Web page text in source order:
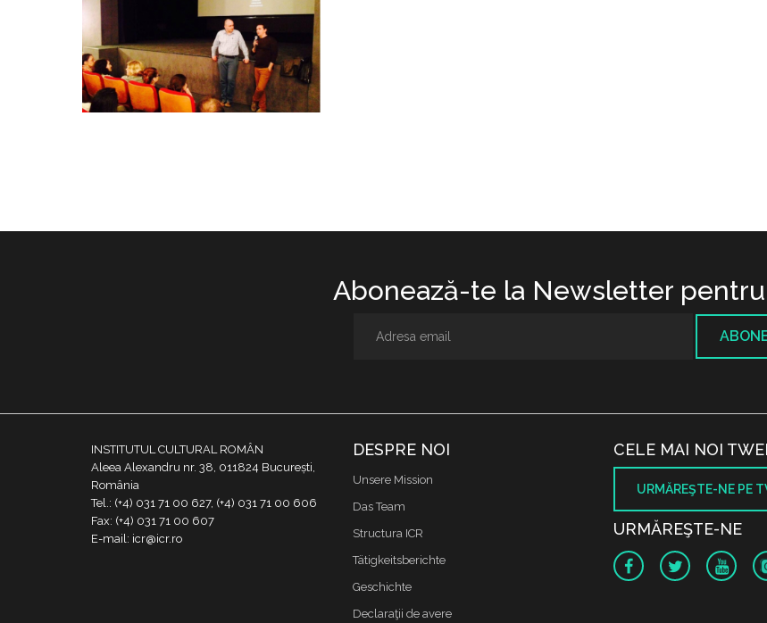
Abonează-te la Newsletter
INSTITUTUL CULTURAL ROMÂN
Aleea Alexandru nr. 38, 011824 București,
România
Tel.: (+4) 031 71 00 627, (+4) 031 71 00 606
Fax: (+4) 031 71 00 607
E-mail: icr@icr.ro
DESPRE NOI
Unsere Mission
Das Team
Structura ICR
Tätigkeitsberichte
Geschichte
Declaraţii de avere
CELE MAI NOI
URMĂREŞTE-NE PE
URMĂREŞTE-NE